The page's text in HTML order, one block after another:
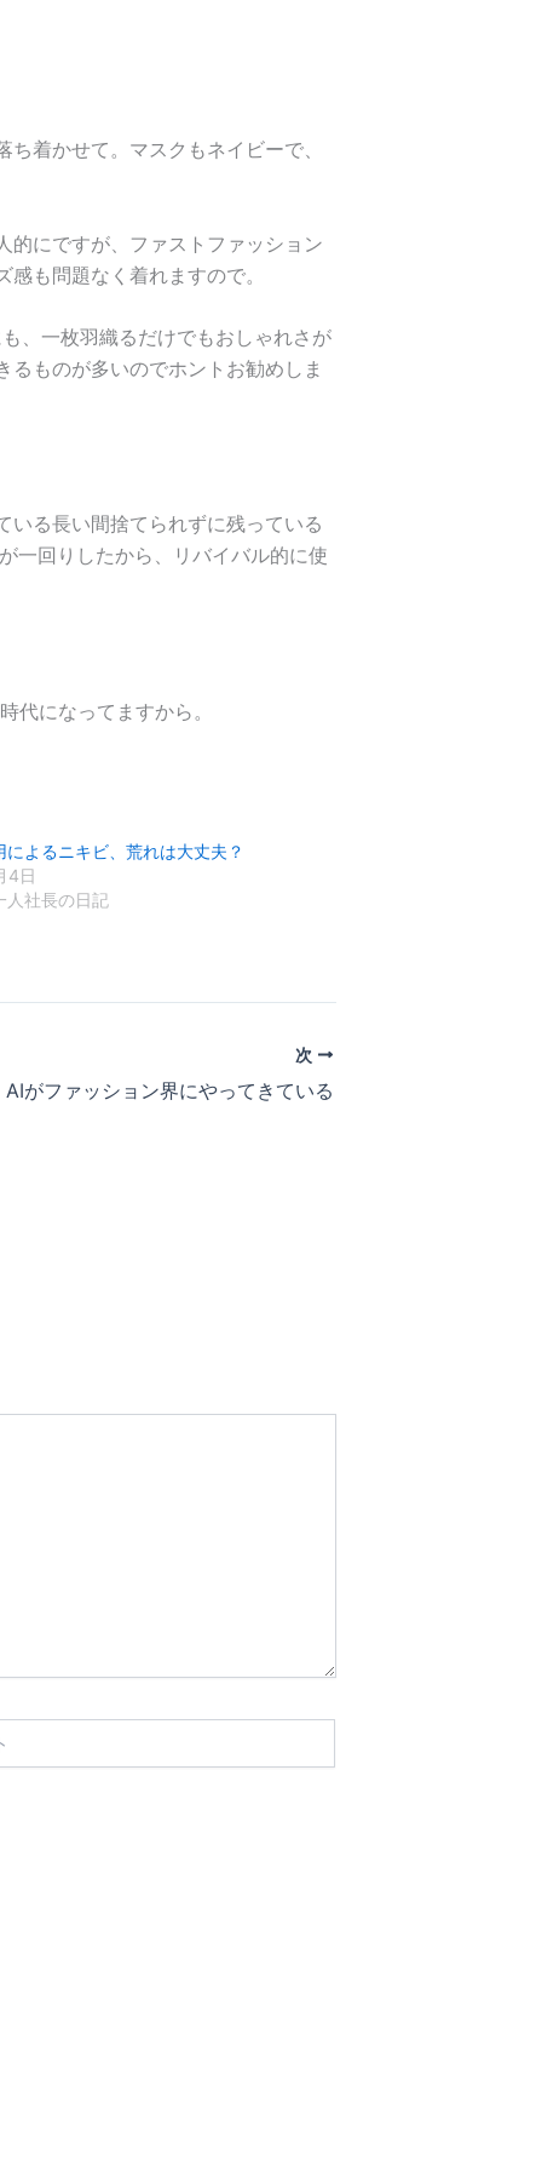
着かせて。マスクもネイビーで、
的にですが、ファストファッション
も問題なく着れますので。
、一枚羽織るだけでもおしゃれさが
ものが多いのでホントお勧めしま
いる長い間捨てられずに残っている
一回りしたから、リバイバル的に使
代になってますから。
によるニキビ、荒れは大丈夫？
4日
人社長の日記
次
AIがファッション界にやってきている